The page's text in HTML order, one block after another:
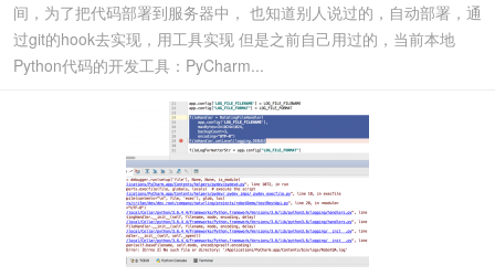
间，为了把代码部署到服务器中， 也知道别人说过的，自动部署，通
过git的hook去实现，用工具实现 但是之前自己用过的，当前本地
Python代码的开发工具：PyCharm...